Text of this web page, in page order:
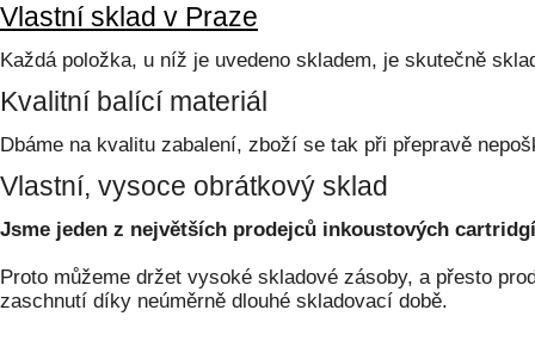
Vlastní sklad v Praze
Každá položka, u níž je uvedeno skladem, je skutečně
Kvalitní balící materiál
Dbáme na kvalitu zabalení, zboží se tak při přepravě
Vlastní, vysoce obrátkový sklad
Jsme jeden z největších prodejců inkoustových
Proto můžeme držet vysoké skladové zásoby, a přesto
zaschnutí díky neúměrně dlouhé skladovací době.